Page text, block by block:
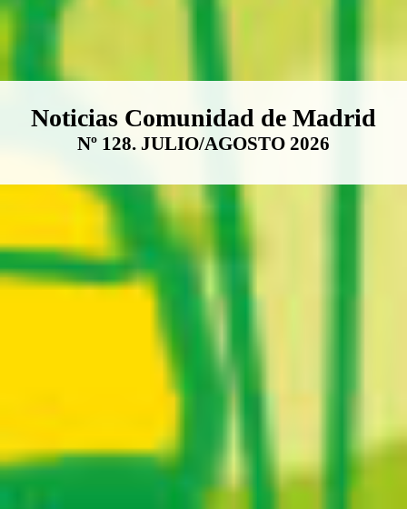
Boletín Noticias Comunidad de
Noticias Comunidad de Madrid
Nº 128. JULIO/AGOSTO 2026